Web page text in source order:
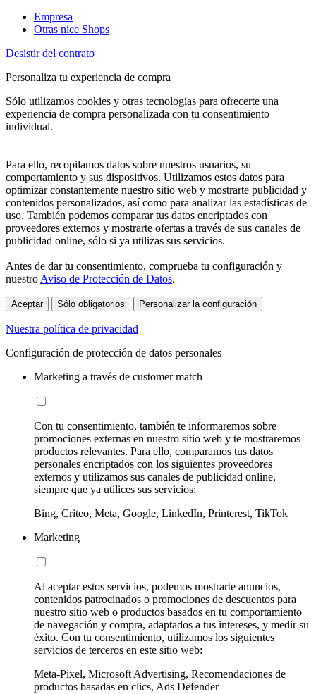
Empresa
Otras nice Shops
Desistir del contrato
Personaliza tu experiencia de compra
Sólo utilizamos cookies y otras tecnologías para ofrecerte una
experiencia de compra personalizada con tu consentimiento
individual.
Para ello, recopilamos datos sobre nuestros usuarios, su
comportamiento y sus dispositivos. Utilizamos estos datos para
optimizar constantemente nuestro sitio web y mostrarte publicidad y
contenidos personalizados, así como para analizar las estadísticas de
uso. También podemos comparar tus datos encriptados con
proveedores externos y mostrarte ofertas a través de sus canales de
publicidad online, sólo si ya utilizas sus servicios.
Antes de dar tu consentimiento, comprueba tu configuración y
nuestro Aviso de Protección de Datos.
Aceptar Sólo obligatorios Personalizar la configuración
Nuestra política de privacidad
Configuración de protección de datos personales
Marketing a través de customer match
Con tu consentimiento, también te informaremos sobre
promociones externas en nuestro sitio web y te mostraremos
productos relevantes. Para ello, comparamos tus datos
personales encriptados con los siguientes proveedores
externos y utilizamos sus canales de publicidad online,
siempre que ya utilices sus servicios:
Bing, Criteo, Meta, Google, LinkedIn, Printerest, TikTok
Marketing
Al aceptar estos servicios, podemos mostrarte anuncios,
contenidos patrocinados o promociones de descuentos para
nuestro sitio web o productos basados en tu comportamiento
de navegación y compra, adaptados a tus intereses, y medir su
éxito. Con tu consentimiento, utilizamos los siguientes
servicios de terceros en este sitio web:
Meta-Pixel, Microsoft Advertising, Recomendaciones de
productos basadas en clics, Ads Defender